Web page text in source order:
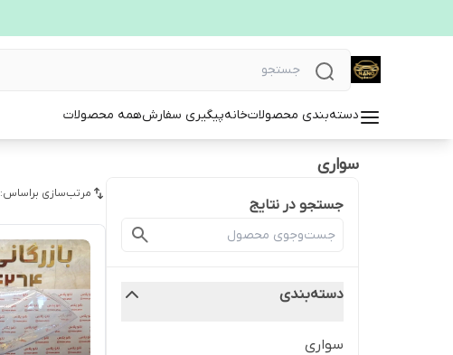
دسته‌بندی محصولاتخانهپیگیری سفارشهمه محصولات
سواری
جستجو در نتایج
دسته‌بندی
سواری
مرتب‌سازی براساس: